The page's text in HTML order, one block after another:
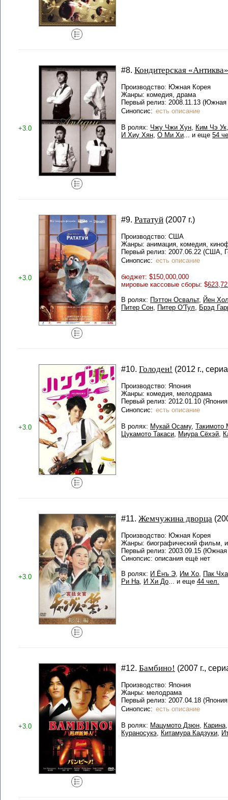
+3.0
#8. Кондитерская «Антиква»
Производство: Южная Корея
Жанры: комедия, драма
Первый релиз: 2008.11.13
Синопсис: есть описание
В ролях: Чжу Чжи Хун, Ким Чэ Ук
И Хиу Хян, О Ми Хи... и еще 54
+3.0
#9. Рататуй (2007 г.)
Производство: США
Жанры: анимация, комедия,
Первый релиз: 2007.06.22 (США,
Синопсис: есть описание
бюджет: $150,000,000
мировые кассовые сборы: $
В ролях: Пэттон Освальт, Йен
Питер Сон, Питер О'Тул, Брэд
+3.0
#10. Голоден! (2012 г.,
Производство: Япония
Жанры: комедия, мелодрама
Первый релиз: 2012.01.10
Синопсис: есть описание
В ролях: Мукай Осаму, Такимото
Цукамото Такаси, Миура Сёхэй,
+3.0
#11. Жемчужина дворца
Производство: Южная Корея
Жанры: биографический фильм,
Первый релиз: 2003.09.15
Синопсис: описания ещё нет
В ролях: И Ёнъ Э, Им Хо, Пак
Ри На, И Хи До... и еще 44 чел.
+3.0
#12. Бамбино! (2007 г.,
Производство: Япония
Жанры: мелодрама
Первый релиз: 2007.04.18
Синопсис: есть описание
В ролях: Мацумото Дзюн, Карина
Кураносукэ, Китамура Кадзуки,